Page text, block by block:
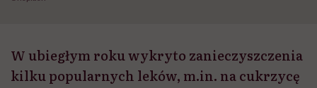
W ubiegłym roku wykryto zanieczyszczenia
kilku popularnych leków, m.in. na cukrzycę